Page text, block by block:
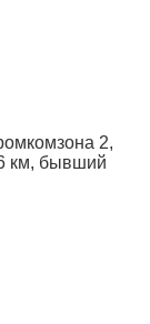
2,
км, бывший